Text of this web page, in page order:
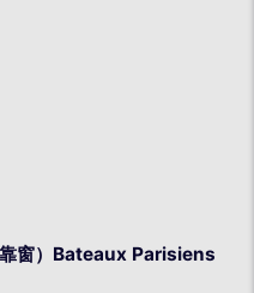
窗）Bateaux Parisiens